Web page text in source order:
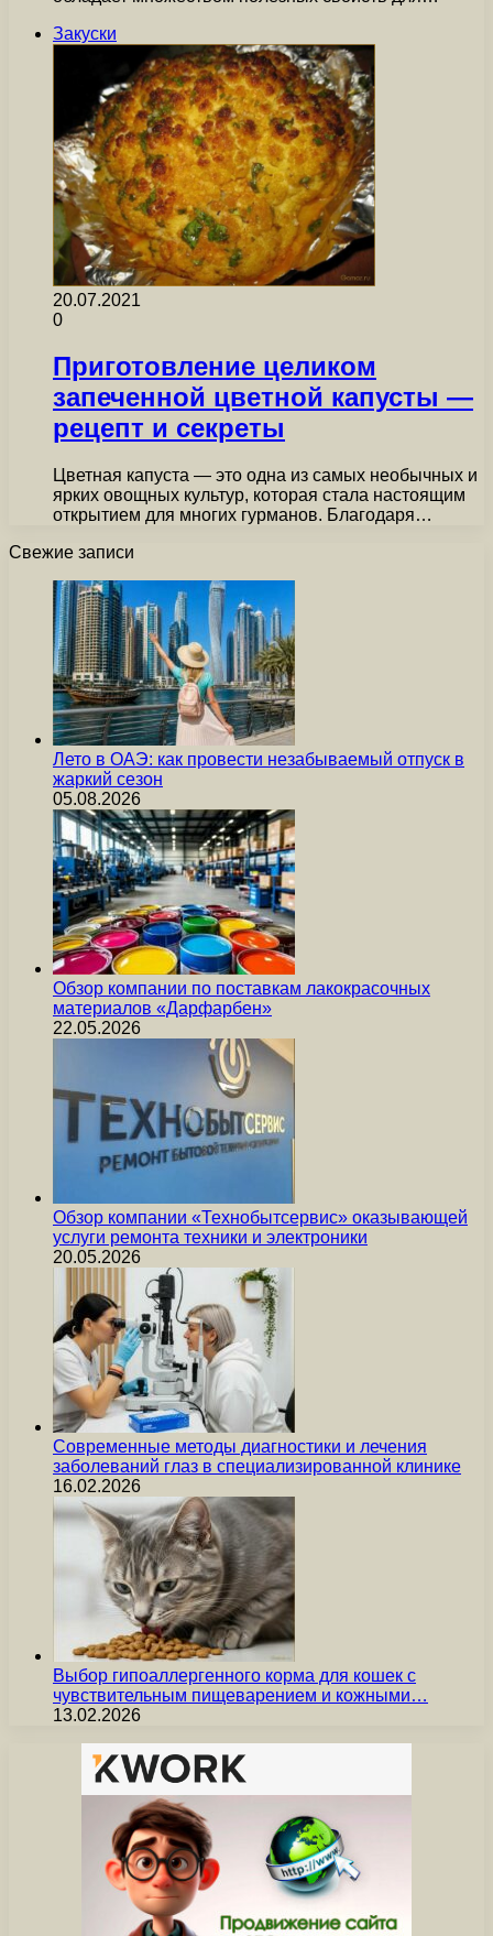
Закуски
20.07.2021
0
Приготовление целиком
запеченной цветной капусты —
рецепт и секреты
Цветная капуста — это одна из самых необычных и
ярких овощных культур, которая стала настоящим
открытием для многих гурманов. Благодаря…
Свежие записи
Лето в ОАЭ: как провести незабываемый отпуск в
жаркий сезон
05.08.2026
Обзор компании по поставкам лакокрасочных
материалов «Дарфарбен»
22.05.2026
Обзор компании «Технобытсервис» оказывающей
услуги ремонта техники и электроники
20.05.2026
Современные методы диагностики и лечения
заболеваний глаз в специализированной клинике
16.02.2026
Выбор гипоаллергенного корма для кошек с
чувствительным пищеварением и кожными…
13.02.2026